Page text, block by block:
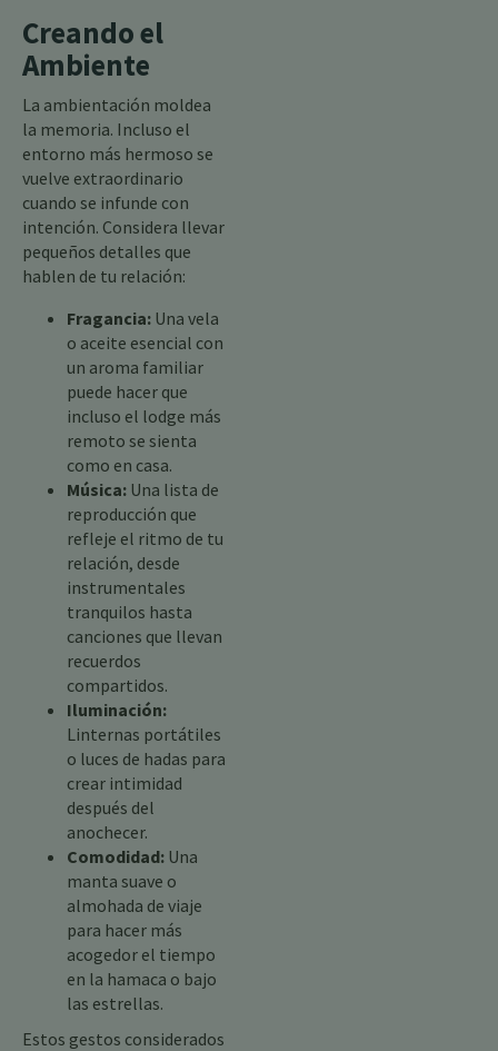
Creando el
Ambiente
La ambientación moldea
la memoria. Incluso el
entorno más hermoso se
vuelve extraordinario
cuando se infunde con
intención. Considera llevar
pequeños detalles que
hablen de tu relación:
Fragancia: Una vela
o aceite esencial con
un aroma familiar
puede hacer que
incluso el lodge más
remoto se sienta
como en casa.
Música: Una lista de
reproducción que
refleje el ritmo de tu
relación, desde
instrumentales
tranquilos hasta
canciones que llevan
recuerdos
compartidos.
Iluminación:
Linternas portátiles
o luces de hadas para
crear intimidad
después del
anochecer.
Comodidad: Una
manta suave o
almohada de viaje
para hacer más
acogedor el tiempo
en la hamaca o bajo
las estrellas.
Estos gestos considerados